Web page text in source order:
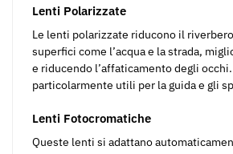
Lenti Polarizzate
Le lenti polarizzate riducono il riverbero riflesso da
superfici come l’acqua e la strada,
e riducendo l’affaticamento degli
particolarmente utili per la guida e gli
Lenti Fotocromatiche
Queste lenti si adattano automaticamente ai cambiamenti